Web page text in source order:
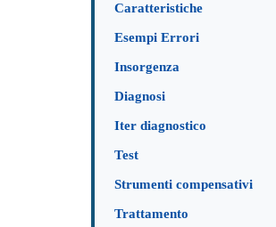
Caratteristiche
Esempi Errori
Insorgenza
Diagnosi
Iter diagnostico
Test
Strumenti compensativi
Trattamento